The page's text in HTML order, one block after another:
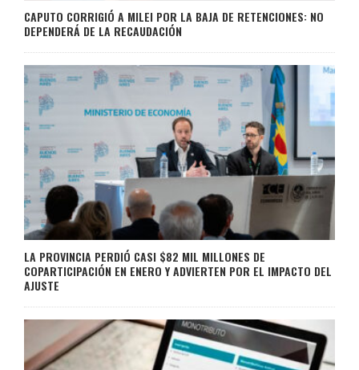
CAPUTO CORRIGIÓ A MILEI POR LA BAJA DE RETENCIONES: NO
DEPENDERÁ DE LA RECAUDACIÓN
LA PROVINCIA PERDIÓ CASI $82 MIL MILLONES DE
COPARTICIPACIÓN EN ENERO Y ADVIERTEN POR EL IMPACTO DEL
AJUSTE